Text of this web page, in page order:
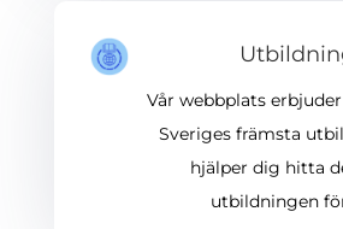
Vår webbplats
Sveriges främsta
hjälper dig hitta
utbildningen